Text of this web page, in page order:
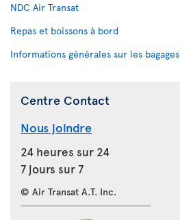
NDC Air Transat
Repas et boissons à bord
Informations générales sur les bagages
Centre Contact
Nous joindre
24 heures sur 24
7 jours sur 7
© Air Transat A.T. Inc.